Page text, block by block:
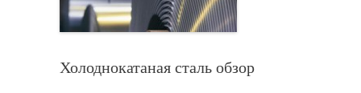
Холоднокатаная сталь обзор